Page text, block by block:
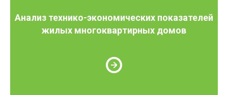
Анализ технико-экономических показателей
жилых многоквартирных домов